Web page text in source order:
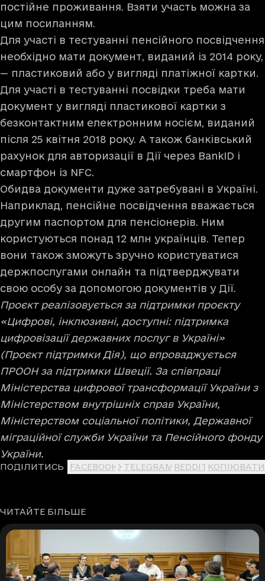
постійне проживання. Взяти участь можна за
цим посиланням.
Для участі в тестуванні пенсійного посвідчення
необхідно мати документ, виданий із 2014 року,
— пластиковий або у вигляді платіжної картки.
Для участі в тестуванні посвідки треба мати
документ у вигляді пластикової картки з
безконтактним електронним носієм, виданий
після 25 квітня 2018 року. А також банківський
рахунок для авторизації в Дії через BankID і
смартфон із NFC.
Обидва документи дуже затребувані в Україні.
Наприклад, пенсійне посвідчення вважається
другим паспортом для пенсіонерів. Ним
користуються понад 12 млн українців. Тепер
вони також зможуть зручно користуватися
держпослугами онлайн та підтверджувати
свою особу за допомогою документів у Дії.
Проєкт реалізовується за підтримки проєкту
«Цифрові, інклюзивні, доступні: підтримка
цифровізації державних послуг в Україні»
(Проєкт підтримки Дія), що впроваджується
ПРООН за підтримки Швеції. За співпраці
Міністерства цифрової трансформації України з
Міністерством внутрішніх справ України,
Міністерством соціальної політики, Державної
міграційної служби України та Пенсійного фонду
України.
ПОДІЛИТИСЬ FACEBOOK X TELEGRAM REDDIT КОПІЮВАТИ
ЧИТАЙТЕ БІЛЬШЕ